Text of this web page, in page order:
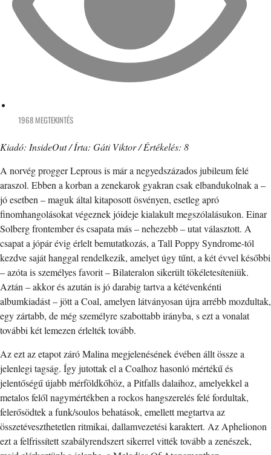
1968 MEGTEKINTÉS
Kiadó: InsideOut / Írta: Gáti Viktor / Értékelés: 8
A norvég progger Leprous is már a negyedszázados jubileum felé
araszol. Ebben a korban a zenekarok gyakran csak elbandukolnak a –
jó esetben – maguk által kitaposott ösvényen, esetleg apró
finomhangolásokat végeznek jóideje kialakult megszólalásukon. Einar
Solberg frontember és csapata más – nehezebb – utat választott. A
csapat a jópár évig érlelt bemutatkozás, a Tall Poppy Syndrome-tól
kezdve saját hanggal rendelkezik, amelyet úgy tűnt, a két évvel későbbi
– azóta is személyes favorit – Bilateralon sikerült tökéletesíteniük.
Aztán – akkor és azután is jó darabig tartva a kétévenkénti
albumkiadást – jött a Coal, amelyen látványosan újra arrébb mozdultak,
egy zártabb, de még személyre szabottabb irányba, s ezt a vonalat
további két lemezen érlelték tovább.
Az ezt az etapot záró Malina megjelenésének évében állt össze a
jelenlegi tagság. Így jutottak el a Coalhoz hasonló mértékű és
jelentőségű újabb mérföldkőhöz, a Pitfalls dalaihoz, amelyekkel a
metalos felől nagymértékben a rockos hangszerelés felé fordultak,
felerősödtek a funk/soulos behatások, emellett megtartva az
összetéveszthetetlen ritmikai, dallamvezetési karaktert. Az Aphelionon
ezt a felfrissített szabályrendszert sikerrel vitték tovább a zenészek,